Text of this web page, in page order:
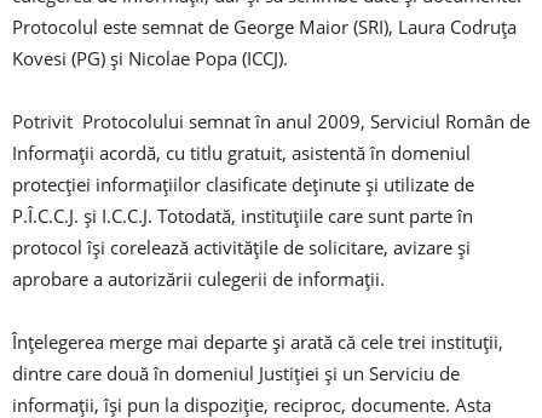
Protocolul este semnat de George Maior (SRI), Laura Codruţa
Kovesi (PG) şi Nicolae Popa (ICCJ).
Potrivit Protocolului semnat în anul 2009, Serviciul Român de
Informaţii acordă, cu titlu gratuit, asistentă în domeniul
protecţiei informaţiilor clasificate deţinute şi utilizate de
P.Î.C.C.J. şi I.C.C.J. Totodată, instituţiile care sunt parte în
protocol îşi corelează activităţile de solicitare, avizare şi
aprobare a autorizării culegerii de informaţii.
Înţelegerea merge mai departe şi arată că cele trei instituţii,
dintre care două în domeniul Justiţiei şi un Serviciu de
informaţii, îşi pun la dispoziţie, reciproc, documente. Asta